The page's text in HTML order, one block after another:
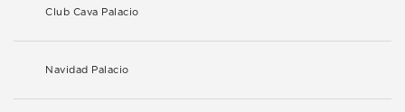
Club Cava Palacio
Navidad Palacio